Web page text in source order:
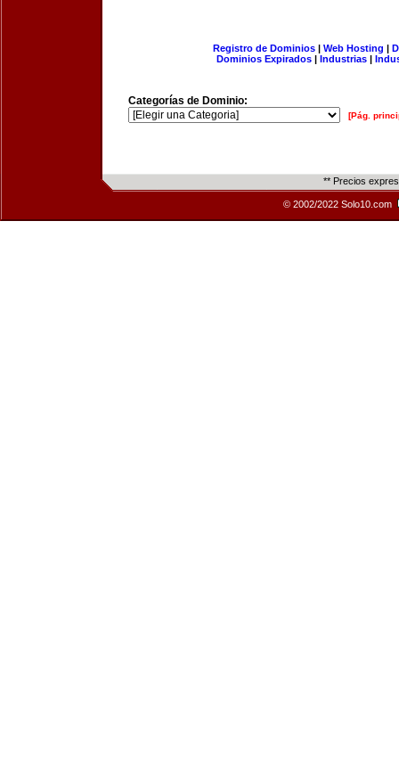
Registro de Dominios| Web Hosting |
Dominios Expirados | Industrias |
Categorías de Dominio:
[Pág.
** Precios
© 2002/2022 Solo10.com